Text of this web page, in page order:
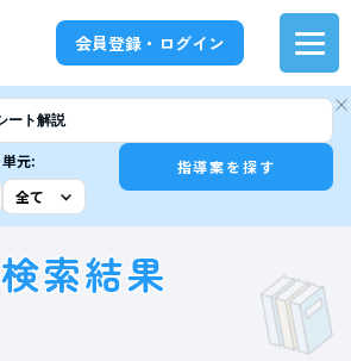
会員登録・ログイン
単元: 指導案を探す
検索結果